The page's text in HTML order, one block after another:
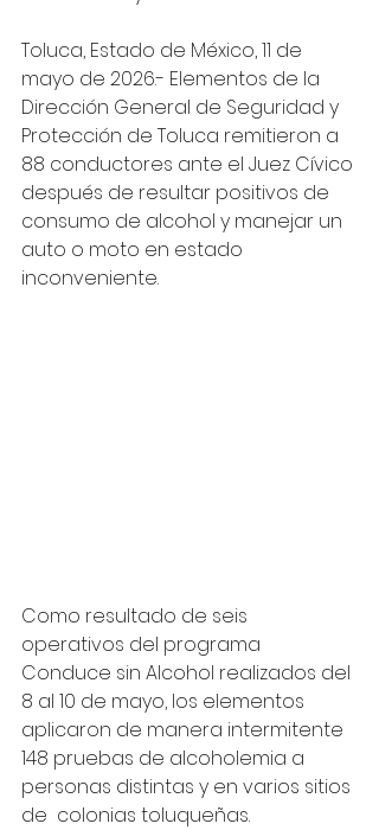
Toluca, Estado de México, 11 de
mayo de 2026.- Elementos de la
Dirección General de Seguridad y
Protección de Toluca remitieron a
88 conductores ante el Juez Cívico
después de resultar positivos de
consumo de alcohol y manejar un
auto o moto en estado
inconveniente.
Como resultado de seis
operativos del programa
Conduce sin Alcohol realizados del
8 al 10 de mayo, los elementos
aplicaron de manera intermitente
148 pruebas de alcoholemia a
personas distintas y en varios sitios
de  colonias toluqueñas.